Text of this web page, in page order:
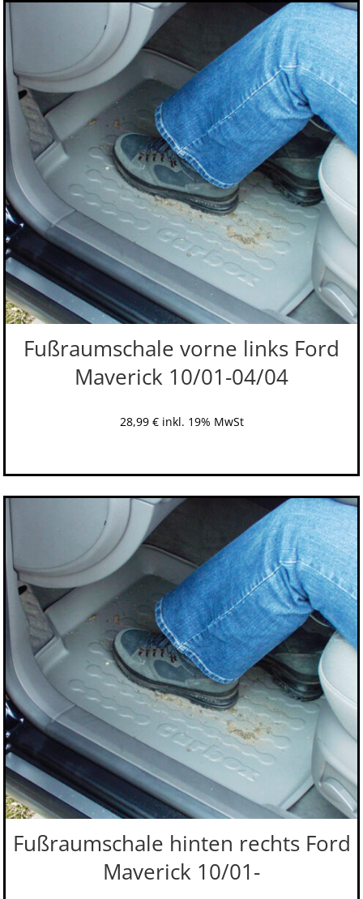
Fußraumschale vorne links Ford
Maverick 10/01-04/04
28,99 € inkl. 19% MwSt
Fußraumschale hinten rechts Ford
Maverick 10/01-